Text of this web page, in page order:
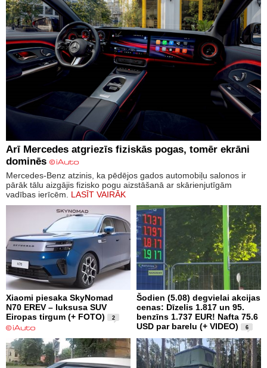
Arī Mercedes atgriezīs fiziskās pogas, tomēr ekrāni
dominēs
Mercedes-Benz atzinis, ka pēdējos gados automobiļu salonos ir
pārāk tālu aizgājis fizisko pogu aizstāšanā ar skārienjutīgām
vadības ierīcēm. LASĪT VAIRĀK
Xiaomi piesaka SkyNomad
N70 EREV – luksusa SUV
Eiropas tirgum (+ FOTO)
2
Šodien (5.08) degvielai akcijas
cenas: Dīzelis 1.817 un 95.
benzīns 1.737 EUR! Nafta 75.6
USD par barelu (+ VIDEO)
6